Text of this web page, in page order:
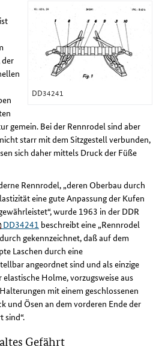
DD34241
der
gemein. Bei der Rennrodel sind aber
starr mit dem Sitzgestell verbunden,
sich daher mittels Druck der Füße
Rennrodel, „deren Oberbau durch
eine gute Anpassung der Kufen
wurde 1963 in der DDR
DD34241 beschreibt eine „Rennrodel
gekennzeichnet, daß auf dem
Laschen durch eine
angeordnet sind und als einzige
Holme, vorzugsweise aus
mit einem geschlossenen
und Ösen an dem vorderen Ende der
sind“.
Gefährt